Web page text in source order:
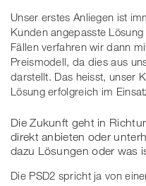
Unser erstes Anliegen ist
Kunden angepasste
Fällen verfahren wir dann
Preismodell, da dies aus
darstellt. Das heisst, unser
Lösung erfolgreich im
Die Zukunft geht in
direkt anbieten oder
dazu Lösungen oder was
Die PSD2 spricht ja von